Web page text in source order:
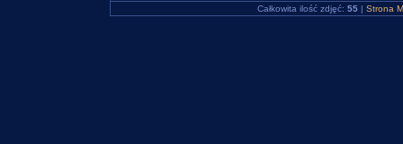
Całkowita ilość zdjęć: 55 | Strona